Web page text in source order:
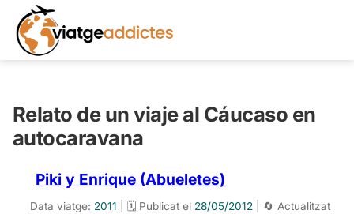
Relato de un viaje al Cáucaso en
autocaravana
Piki y Enrique (Abueletes)
Data viatge: 2011 | 🗓️ Publicat el 28/05/2012 | 🔄 Actualitzat